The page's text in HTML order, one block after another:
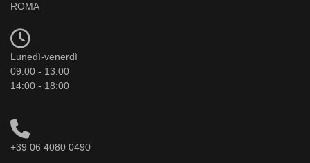
ROMA
Lunedì-venerdì
09:00 - 13:00
14:00 - 18:00
+39 06 4080 0490